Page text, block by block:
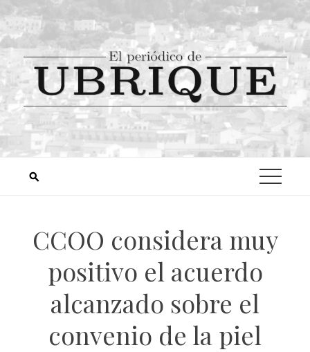
CCOO considera muy
positivo el acuerdo
alcanzado sobre el
convenio de la piel